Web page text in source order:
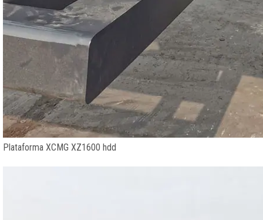
Plataforma XCMG XZ1600 hdd